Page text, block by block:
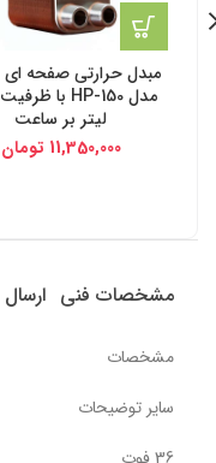
مبدل حرارتی صفحه ای
لیتر بر ساعت
11,350,000 تومان
مشخصات فنی
مشخصات
سایر توضیحات